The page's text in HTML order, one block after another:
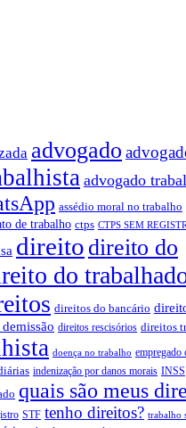
advogado
advogado
assédio moral no trabalho
de trabalho ctps CTPS SEM
direito direito do
do
direitos do bancário
direitos rescisórios direitos
doença no trabalho empregado
indenização por danos morais INSS
quais são meus
STF tenho direitos? trabalho